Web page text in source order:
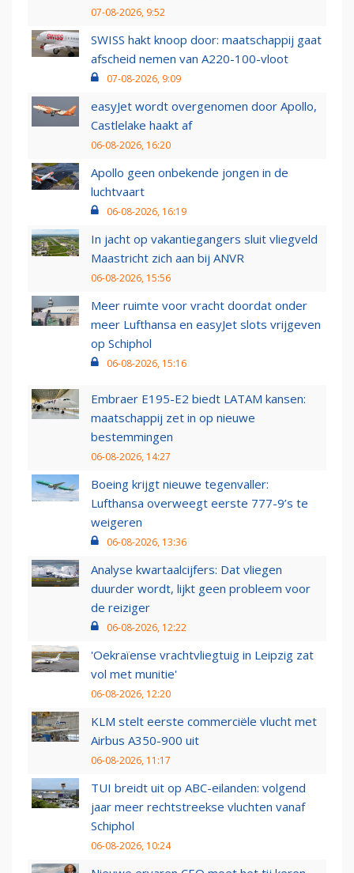
07-08-2026, 9:52
SWISS hakt knoop door: maatschappij gaat
afscheid nemen van A220-100-vloot
07-08-2026, 9:09
easyJet wordt overgenomen door Apollo,
Castlelake haakt af
06-08-2026, 16:20
Apollo geen onbekende jongen in de
luchtvaart
06-08-2026, 16:19
In jacht op vakantiegangers sluit vliegveld
Maastricht zich aan bij ANVR
06-08-2026, 15:56
Meer ruimte voor vracht doordat onder
meer Lufthansa en easyJet slots vrijgeven
op Schiphol
06-08-2026, 15:16
Embraer E195-E2 biedt LATAM kansen:
maatschappij zet in op nieuwe
bestemmingen
06-08-2026, 14:27
Boeing krijgt nieuwe tegenvaller:
Lufthansa overweegt eerste 777-9’s te
weigeren
06-08-2026, 13:36
Analyse kwartaalcijfers: Dat vliegen
duurder wordt, lijkt geen probleem voor
de reiziger
06-08-2026, 12:22
'Oekraïense vrachtvliegtuig in Leipzig zat
vol met munitie'
06-08-2026, 12:20
KLM stelt eerste commerciële vlucht met
Airbus A350-900 uit
06-08-2026, 11:17
TUI breidt uit op ABC-eilanden: volgend
jaar meer rechtstreekse vluchten vanaf
Schiphol
06-08-2026, 10:24